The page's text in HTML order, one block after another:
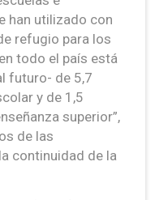
han utilizado con
refugio para los
todo el país está
futuro- de 5,7
y de 1,5
superior”,
de las
continuidad de la